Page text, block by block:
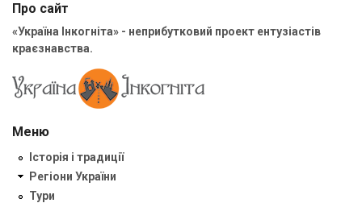
Про сайт
«Україна Інкогніта» - неприбутковий проект ентузіастів
краєзнавства.
Меню
Історія і традиції
Регіони України
Тури